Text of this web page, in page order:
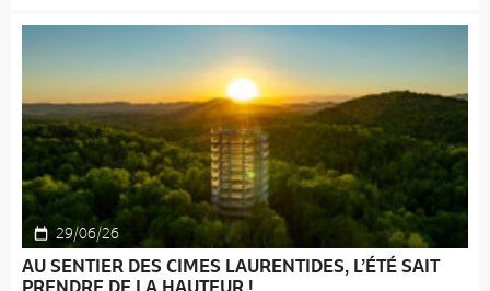
29/06/26
AU SENTIER DES CIMES LAURENTIDES, L’ÉTÉ SAIT